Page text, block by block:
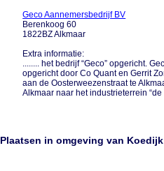
Geco Aannemersbedrijf BV
Berenkoog 60
1822BZ Alkmaar
Extra informatie:
........ het bedrijf “Geco” opgericht.
opgericht door Co Quant en Gerrit
aan de Oosterweezenstraat te
Alkmaar naar het industrieterrein “de
Plaatsen in omgeving van Koedijk